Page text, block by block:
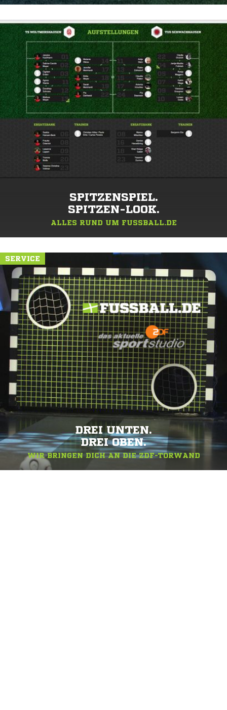
SPITZENSPIEL.
SPITZEN-LOOK.
ALLES RUND UM FUSSBALL.DE
SERVICE
DREI UNTEN.
DREI OBEN.
WIR BRINGEN DICH AN DIE ZDF-TORWAND